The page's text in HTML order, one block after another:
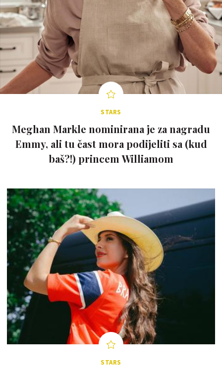
STARS
Meghan Markle nominirana je za nagradu
Emmy, ali tu čast mora podijeliti sa (kud
baš?!) princem Williamom
STARS